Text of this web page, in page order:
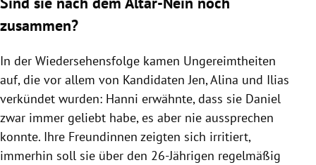
zusammen?
In der Wiedersehensfolge kamen Ungereimtheiten
auf, die vor allem von Kandidaten Jen, Alina und Ilias
verkündet wurden: Hanni erwähnte, dass sie Daniel
zwar immer geliebt habe, es aber nie aussprechen
konnte. Ihre Freundinnen zeigten sich irritiert,
immerhin soll sie über den 26-Jährigen regelmäßig